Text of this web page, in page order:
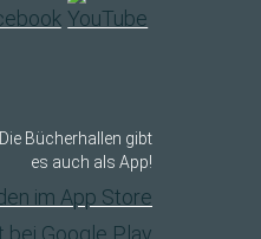
Die Bücherhallen gibt
es auch als App!